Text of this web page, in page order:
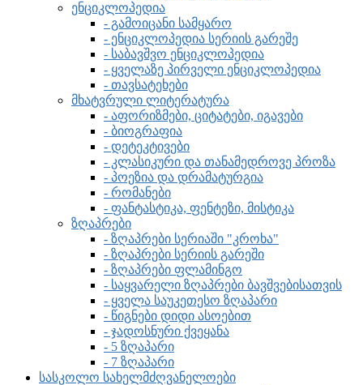
ენციკლოპედია
- გამოიცანი სამყარო
- ენციკლოპედია სერიის გარეშე
- საბავშვო ენციკლოპედია
- ყველაზე პირველი ენციკლოპედია
- თავსატეხები
მხატვრული ლიტერატურა
- აფორიზმები, ციტატები, იგავები
- ბიოგრაფია
- დეტეკტივები
- კლასიკური და თანამედროვე პროზა
- პოეზია და დრამატურგია
- რომანები
- ფანტასტიკა, ფენტეზი, მისტიკა
ზღაპრები
- ზღაპრები სერიაში "კროხა"
- ზღაპრები სერიის გარეში
- ზღაპრები ფლამინგო
- საყვარელი ზღაპრები ბავშვებისათვის
- ყველა საუკეთესო ზღაპარი
- წიგნები დიდი ასოებით
- ჯადოსნური ქვეყანა
- 5 ზღაპარი
- 7 ზღაპარი
სასკოლო სახელმძღვანელოები